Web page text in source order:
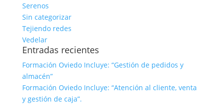
Serenos
Sin categorizar
Tejiendo redes
Vedelar
Entradas recientes
Formación Oviedo Incluye: “Gestión de pedidos y
almacén”
Formación Oviedo Incluye: “Atención al cliente, venta
y gestión de caja”.